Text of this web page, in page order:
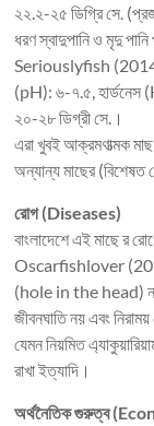
২২.২-২৫ ডিগ্রি সে.
ধরণ স্বাদুপানি ও মৃদু
Seriouslyfish (2014)
(pH): ৬-৭.৫, হার্ডনেস
২০-২৮ ডিগ্রী সে.।
এরা খুবই আক্রমণাত্মক
অন্যান্য মাছের (বিশেষত
রোগ (Diseases)
বাংলাদেশে এই মাছে র
Oscarfishlover (2014)
(hole in the head)
জীবনঘাতি নয় এবং
যেমন নিয়মিত
রাখা ইত্যাদি।
অর্থনৈতিক গুরুত্ব